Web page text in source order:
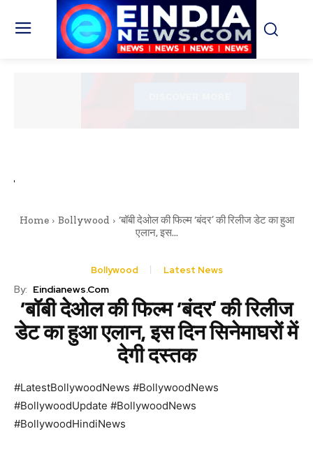
Home Bollywood
‘बॉबी देओल की फिल्म ‘बंदर’ की रिलीज डेट का हुआ
एलान, इस...
Bollywood Latest News
By: Eindianews.com
‘बॉबी देओल की फिल्म ‘बंदर’ की रिलीज
डेट का हुआ एलान, इस दिन सिनेमाघरों में
देगी दस्तक
#LatestBollywoodNews #BollywoodNews
#BollywoodUpdate #BollywoodNews
#BollywoodHindiNews